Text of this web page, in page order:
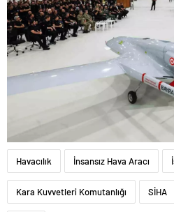
Havacılık İnsansız Hava Aracı
Kara Kuvvetleri Komutanlığı SİHA